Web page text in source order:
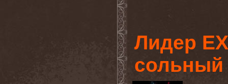
Лидер
сольный